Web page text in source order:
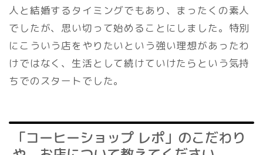
人と結婚するタイミングでもあり、まったくの素人
でしたが、思い切って始めることにしました。特別
にこういう店をやりたいという強い理想があったわ
けではなく、生活として続けていけたらという気持
ちでのスタートでした。
「コーヒーショップ レポ」のこだわり